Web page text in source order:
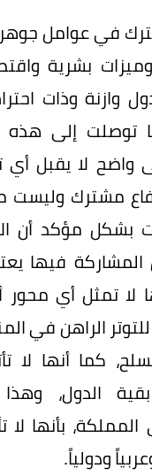
في عوامل
بشرية
وازنة وذات
توصلت إلى هذه
لا يقبل أي
مشترك وليست
بشكل مؤكد أن
فيها
لا تمثل أي محور
الراهن في
كما أنها لا
الدول،
بأنها
ودولياً.